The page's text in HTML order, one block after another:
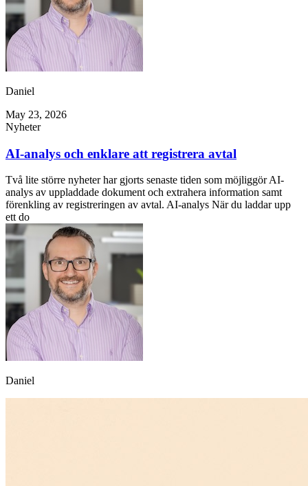
Daniel
May 23, 2026
Nyheter
AI-analys och enklare att registrera avtal
Två lite större nyheter har gjorts senaste tiden som möjliggör AI-
analys av uppladdade dokument och extrahera information samt
förenkling av registreringen av avtal. AI-analys När du laddar upp
ett do
Daniel